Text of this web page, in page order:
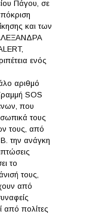
Πάγου, σε
και των
ενός
αριθμό
SOS
που
τους
τους, από
την ανάγκη
το
τους,
από
από πολίτες